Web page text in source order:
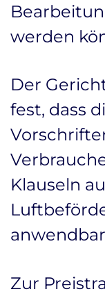
werden
Der
fest, dass
Klauseln
Zur